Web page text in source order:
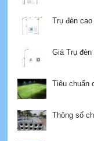
Trụ đèn cao
Giá Trụ đèn
Tiêu chuẩn
Thông số